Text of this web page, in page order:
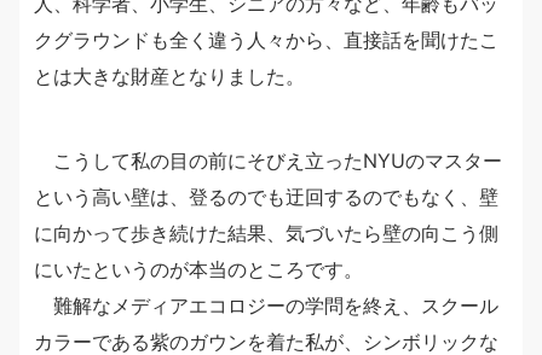
クグラウンドも全く違う人々から、直接話を聞けたこ
とは大きな財産となりました。
こうして私の目の前にそびえ立ったNYUのマスター
という高い壁は、登るのでも迂回するのでもなく、壁
に向かって歩き続けた結果、気づいたら壁の向こう側
にいたというのが本当のところです。
難解なメディアエコロジーの学問を終え、スクール
カラーである紫のガウンを着た私が、シンボリックな